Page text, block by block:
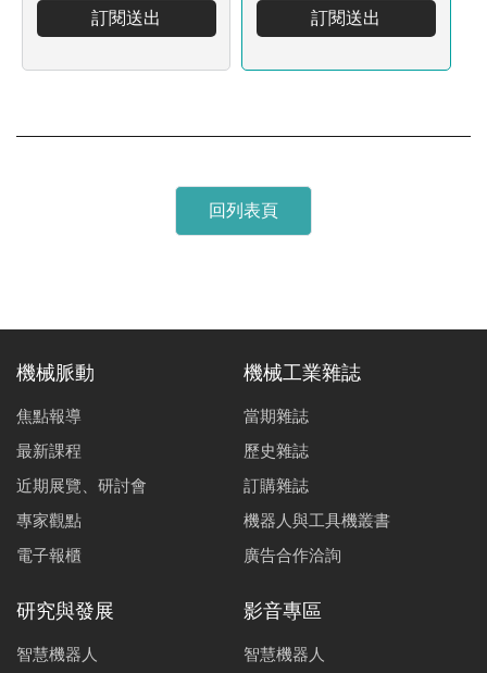
訂閱送出 訂閱送出
回列表頁
機械脈動
焦點報導
最新課程
近期展覽、研討會
專家觀點
電子報櫃
機械工業雜誌
當期雜誌
歷史雜誌
訂購雜誌
機器人與工具機叢書
廣告合作洽詢
研究與發展
智慧機器人
影音專區
智慧機器人